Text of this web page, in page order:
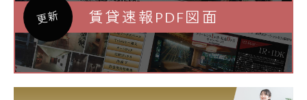
更新 賃貸速報PDF図面